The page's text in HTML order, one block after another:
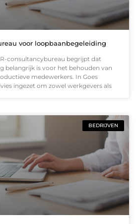
voor loopbaanbegeleiding
consultancybureau begrijpt dat
belangrijk is voor het behouden van
medewerkers. In Goes
ingezet om zowel werkgevers als
BEDRIJVEN